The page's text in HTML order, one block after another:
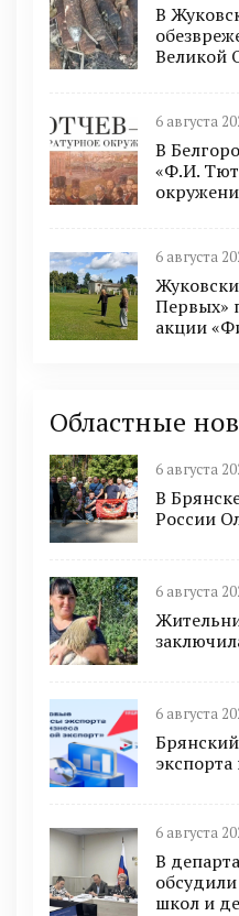
В
Великой
6 августа
В
«Ф.И.
6 августа
Первых»
акции
Областные
6 августа
В
России
6 августа
6 августа
6 августа
В
школ и